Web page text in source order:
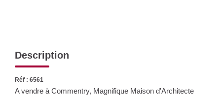
Description
Réf : 6561
A vendre à Commentry, Magnifique Maison d'Architecte